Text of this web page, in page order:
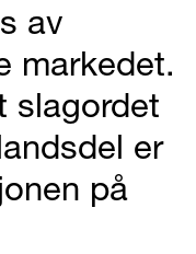
av
markedet.
slagordet
er
på